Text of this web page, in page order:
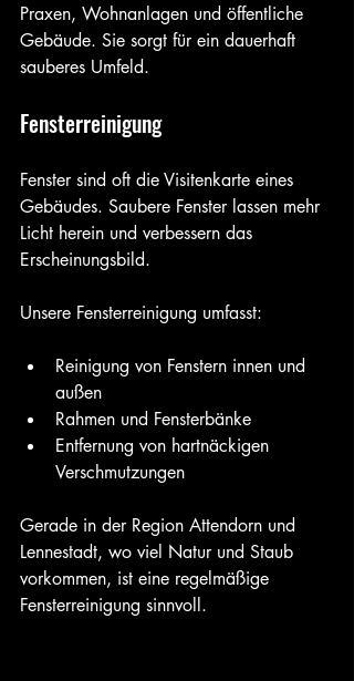
Praxen, Wohnanlagen und öffentliche
Gebäude. Sie sorgt für ein dauerhaft
sauberes Umfeld.
Fensterreinigung
Fenster sind oft die Visitenkarte eines
Gebäudes. Saubere Fenster lassen mehr
Licht herein und verbessern das
Erscheinungsbild.
Unsere Fensterreinigung umfasst:
Reinigung von Fenstern innen und
außen
Rahmen und Fensterbänke
Entfernung von hartnäckigen
Verschmutzungen
Gerade in der Region Attendorn und
Lennestadt, wo viel Natur und Staub
vorkommen, ist eine regelmäßige
Fensterreinigung sinnvoll.